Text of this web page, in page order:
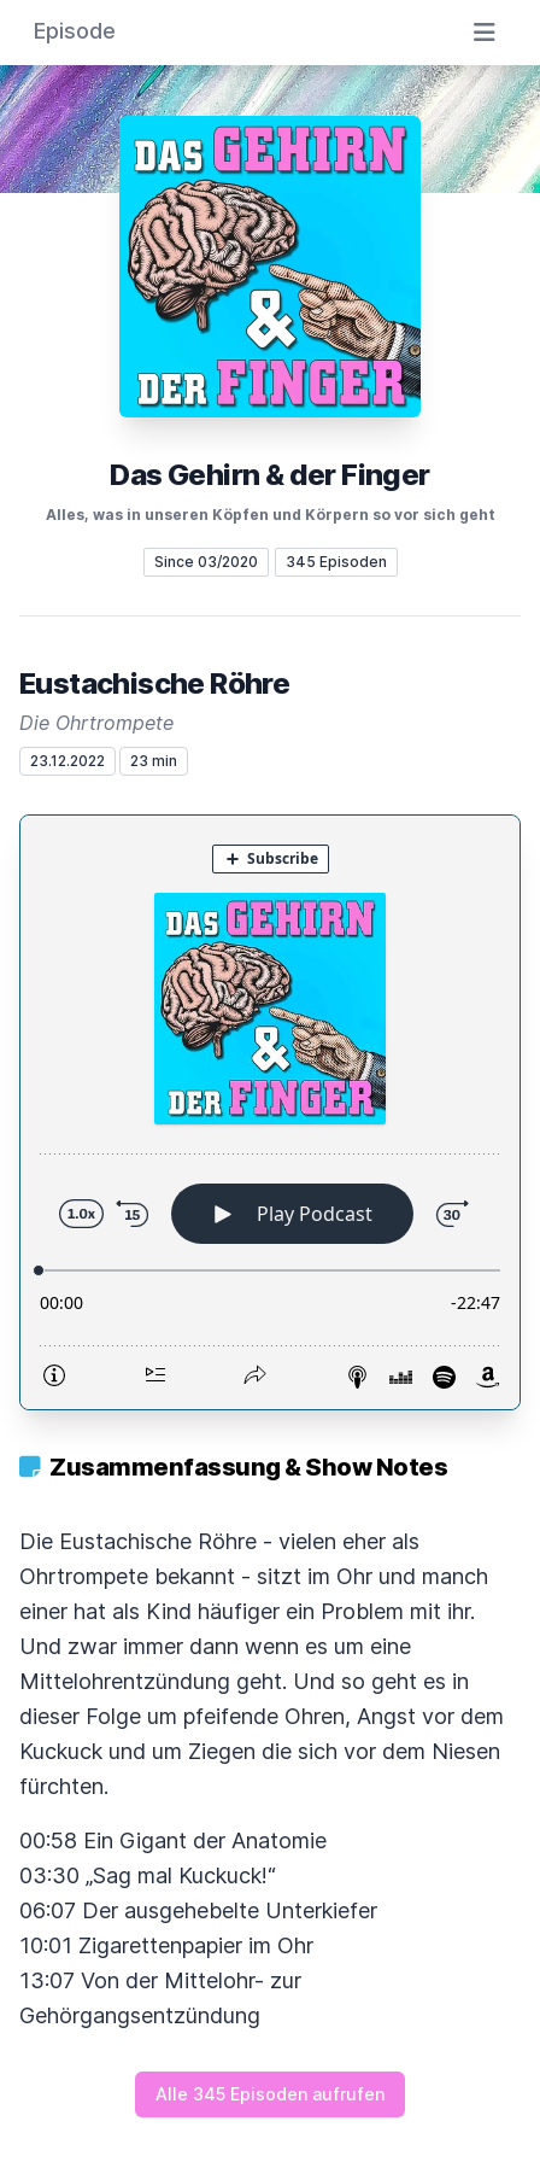
Episode
Das Gehirn & der Finger
Alles, was in unseren Köpfen und Körpern so vor sich geht
Since 03/2020 345 Episoden
Eustachische Röhre
Die Ohrtrompete
23.12.2022 23 min
Zusammenfassung & Show Notes
Die Eustachische Röhre - vielen eher als
Ohrtrompete bekannt - sitzt im Ohr und manch
einer hat als Kind häufiger ein Problem mit ihr.
Und zwar immer dann wenn es um eine
Mittelohrentzündung geht. Und so geht es in
dieser Folge um pfeifende Ohren, Angst vor dem
Kuckuck und um Ziegen die sich vor dem Niesen
fürchten.
00:58 Ein Gigant der Anatomie
03:30 „Sag mal Kuckuck!“
06:07 Der ausgehebelte Unterkiefer
10:01 Zigarettenpapier im Ohr
13:07 Von der Mittelohr- zur
Gehörgangsentzündung
Alle 345 Episoden aufrufen